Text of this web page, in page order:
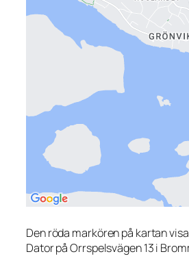
Den röda markören på kartan
Dator på Orrspelsvägen 13 i